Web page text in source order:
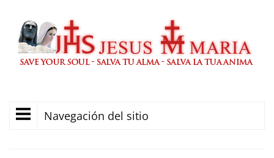
Navegación del sitio